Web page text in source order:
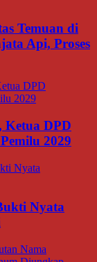
Temuan di
Api, Proses
Ketua DPD
2029
Nyata